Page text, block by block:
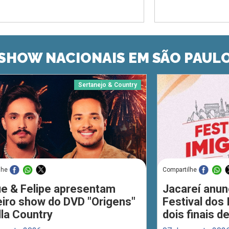
NACIONAIS EM SÃO
Sertanejo & Country
& Felipe apresentam
show do DVD "Origens"
Country
Compartilhe
Jacareí
Festival dos
dois finais